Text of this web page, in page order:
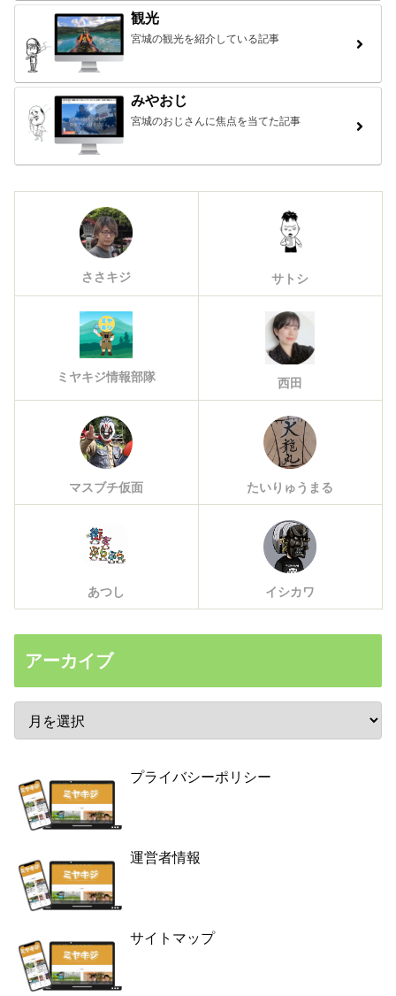
観光
宮城の観光を紹介している記事
みやおじ
宮城のおじさんに焦点を当てた記事
ささキジ サトシ
ミヤキジ情報部隊 西田
マスブチ仮面 たいりゅうまる
あつし イシカワ
アーカイブ
プライバシーポリシー
運営者情報
サイトマップ